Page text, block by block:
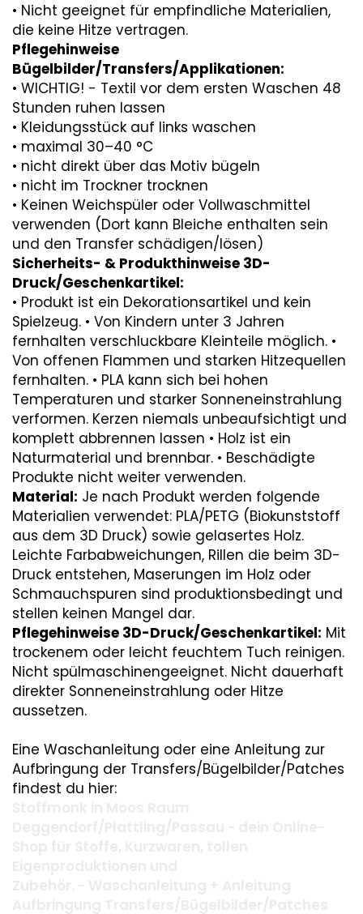
• Nicht geeignet für empfindliche Materialien,
die keine Hitze vertragen.
Pflegehinweise
Bügelbilder/Transfers/Applikationen:
• WICHTIG! - Textil vor dem ersten Waschen 48
Stunden ruhen lassen
• Kleidungsstück auf links waschen
• maximal 30–40 °C
• nicht direkt über das Motiv bügeln
• nicht im Trockner trocknen
• Keinen Weichspüler oder Vollwaschmittel
verwenden (Dort kann Bleiche enthalten sein
und den Transfer schädigen/lösen)
Sicherheits- & Produkthinweise 3D-
Druck/Geschenkartikel:
• Produkt ist ein Dekorationsartikel und kein
Spielzeug. • Von Kindern unter 3 Jahren
fernhalten verschluckbare Kleinteile möglich. •
Von offenen Flammen und starken Hitzequellen
fernhalten. • PLA kann sich bei hohen
Temperaturen und starker Sonneneinstrahlung
verformen. Kerzen niemals unbeaufsichtigt und
komplett abbrennen lassen • Holz ist ein
Naturmaterial und brennbar. • Beschädigte
Produkte nicht weiter verwenden.
Material: Je nach Produkt werden folgende
Materialien verwendet: PLA/PETG (Biokunststoff
aus dem 3D Druck) sowie gelasertes Holz.
Leichte Farbabweichungen, Rillen die beim 3D-
Druck entstehen, Maserungen im Holz oder
Schmauchspuren sind produktionsbedingt und
stellen keinen Mangel dar.
Pflegehinweise 3D-Druck/Geschenkartikel: Mit
trockenem oder leicht feuchtem Tuch reinigen.
Nicht spülmaschinengeeignet. Nicht dauerhaft
direkter Sonneneinstrahlung oder Hitze
aussetzen.
Eine Waschanleitung oder eine Anleitung zur
Aufbringung der Transfers/Bügelbilder/Patches
findest du hier: